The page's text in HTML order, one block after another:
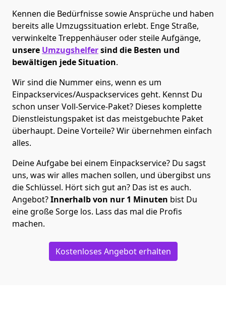
Kennen die Bedürfnisse sowie Ansprüche und haben
bereits alle Umzugssituation erlebt. Enge Straße,
verwinkelte Treppenhäuser oder steile Aufgänge,
unsere Umzugshelfersind die Besten und
bewältigen jede Situation.
Wir sind die Nummer eins, wenn es um
Einpackservices/Auspackservices geht. Kennst Du
schon unser Voll-Service-Paket? Dieses komplette
Dienstleistungspaket ist das meistgebuchte Paket
überhaupt. Deine Vorteile? Wir übernehmen einfach
alles.
Deine Aufgabe bei einem Einpackservice? Du sagst
uns, was wir alles machen sollen, und übergibst uns
die Schlüssel. Hört sich gut an? Das ist es auch.
Angebot?Innerhalb von nur 1 Minuten bist Du
eine große Sorge los. Lass das mal die Profis
machen.
Kostenloses Angebot erhalten